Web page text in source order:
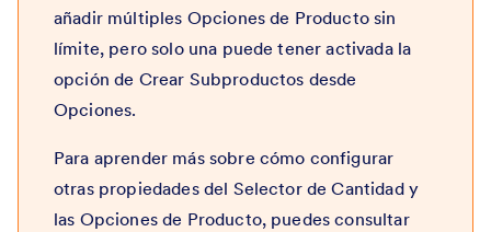
añadir múltiples Opciones de Producto sin
límite, pero solo una puede tener activada la
opción de Crear Subproductos desde
Opciones.
Para aprender más sobre cómo configurar
otras propiedades del Selector de Cantidad y
las Opciones de Producto, puedes consultar